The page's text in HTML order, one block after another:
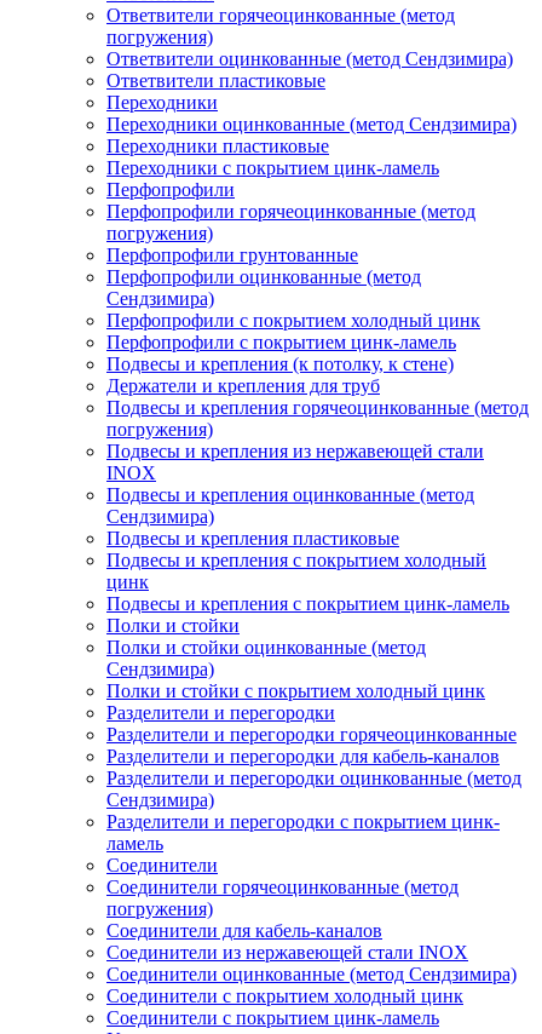
Ответвители горячеоцинкованные (метод
погружения)
Ответвители оцинкованные (метод Сендзимира)
Ответвители пластиковые
Переходники
Переходники оцинкованные (метод Сендзимира)
Переходники пластиковые
Переходники с покрытием цинк-ламель
Перфопрофили
Перфопрофили горячеоцинкованные (метод
погружения)
Перфопрофили грунтованные
Перфопрофили оцинкованные (метод
Сендзимира)
Перфопрофили с покрытием холодный цинк
Перфопрофили с покрытием цинк-ламель
Подвесы и крепления (к потолку, к стене)
Держатели и крепления для труб
Подвесы и крепления горячеоцинкованные (метод
погружения)
Подвесы и крепления из нержавеющей стали
INOX
Подвесы и крепления оцинкованные (метод
Сендзимира)
Подвесы и крепления пластиковые
Подвесы и крепления с покрытием холодный
цинк
Подвесы и крепления с покрытием цинк-ламель
Полки и стойки
Полки и стойки оцинкованные (метод
Сендзимира)
Полки и стойки с покрытием холодный цинк
Разделители и перегородки
Разделители и перегородки горячеоцинкованные
Разделители и перегородки для кабель-каналов
Разделители и перегородки оцинкованные (метод
Сендзимира)
Разделители и перегородки с покрытием цинк-
ламель
Соединители
Соединители горячеоцинкованные (метод
погружения)
Соединители для кабель-каналов
Соединители из нержавеющей стали INOX
Соединители оцинкованные (метод Сендзимира)
Соединители с покрытием холодный цинк
Соединители с покрытием цинк-ламель